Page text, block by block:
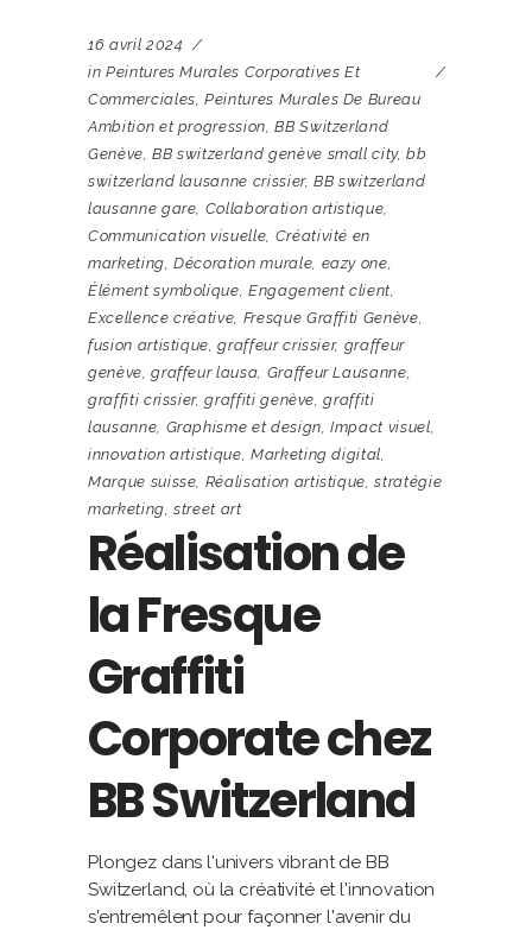
16 avril 2024
in Peintures Murales Corporatives Et
Commerciales,Peintures Murales De Bureau
Ambition et progression,BB Switzerland
Genève,BB switzerland genève small city,bb
switzerland lausanne crissier,BB switzerland
lausanne gare, Collaboration artistique,
Communication visuelle, Créativité en
marketing,Décoration murale, eazy one,
Élément symbolique,Engagement client,
Excellence créative, Fresque Graffiti Genève,
fusion artistique,graffeur crissier, graffeur
genève,graffeur lausa, Graffeur Lausanne,
graffiti crissier,graffiti genève,graffiti
lausanne, Graphisme et design,Impact visuel,
innovation artistique, Marketing digital,
Marque suisse, Réalisation artistique,stratégie
marketing,street art
Réalisation de
la Fresque
Graffiti
Corporate chez
BB Switzerland
Plongez dans l'univers vibrant de BB
Switzerland, où la créativité et l'innovation
s'entremêlent pour façonner l'avenir du